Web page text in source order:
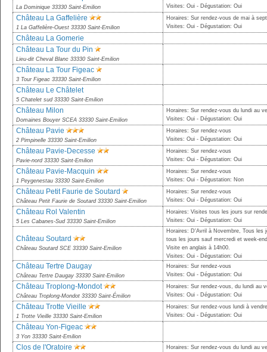
La Dominique 33330 Saint-Emilion
Visites: Oui - Dégustation: Oui
Château La Gaffelière
1 La Gaffelière-Ouest 33330 Saint-Emilion
Horaires: Sur rendez-vous de mai à
Visites: Oui - Dégustation: Oui
Château La Gomerie
Château La Tour du Pin
Lieu-dit Cheval Blanc 33330 Saint-Emilion
Château La Tour Figeac
3 Tour Figeac 33330 Saint-Emilion
Château Le Châtelet
5 Chatelet sud 33330 Saint-Emilion
Château Milon
Domaines Bouyer SCEA 33330 Saint-Emilion
Horaires: Sur rendez-vous du lundi au
Visites: Oui - Dégustation: Oui
Château Pavie
2 Pimpinelle 33330 Saint-Emilion
Horaires: Sur rendez-vous
Visites: Oui - Dégustation: Oui
Château Pavie-Decesse
Pavie-nord 33330 Saint-Emilion
Horaires: Sur rendez-vous
Visites: Oui - Dégustation: Oui
Château Pavie-Macquin
1 Peygenestau 33330 Saint-Emilion
Horaires: Sur rendez-vous
Visites: Oui - Dégustation: Non
Château Petit Faurie de Soutard
Château Petit Faurie de Soutard 33330 Saint-Emilion
Horaires: Sur rendez-vous
Visites: Oui - Dégustation: Oui
Château Rol Valentin
5 Les Cabanes-Sud 33330 Saint-Emilion
Horaires: Visites tous les jours sur
Visites: Oui - Dégustation: Oui
Château Soutard
Château Soutard SCE 33330 Saint-Emilion
Horaires: D'Avril à Novembre, Tous les
tous les jours sauf mercredi et week-
Visite en anglais à 14h00.
Visites: Oui - Dégustation: Oui
Château Tertre Daugay
Château Tertre Daugay 33330 Saint-Emilion
Horaires: Sur rendez-vous
Visites: Oui - Dégustation: Oui
Château Troplong-Mondot
Château Troplong-Mondot 33330 Saint-Émilion
Horaires: Sur rendez-vous, du lundi au
Visites: Oui - Dégustation: Oui
Château Trotte Vieille
1 Trotte Vieille 33330 Saint-Emilion
Horaires: Sur rendez-vous lundi à
Visites: Oui - Dégustation: Oui
Château Yon-Figeac
3 Yon 33330 Saint-Emilion
Clos de l'Oratoire
Horaires: Sur rendez-vous du lundi au